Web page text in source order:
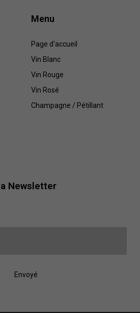
Menu
Page d'accueil
Vin Blanc
Vin Rouge
Vin Rosé
Champagne / Pétillant
Newsletter
Envoyé